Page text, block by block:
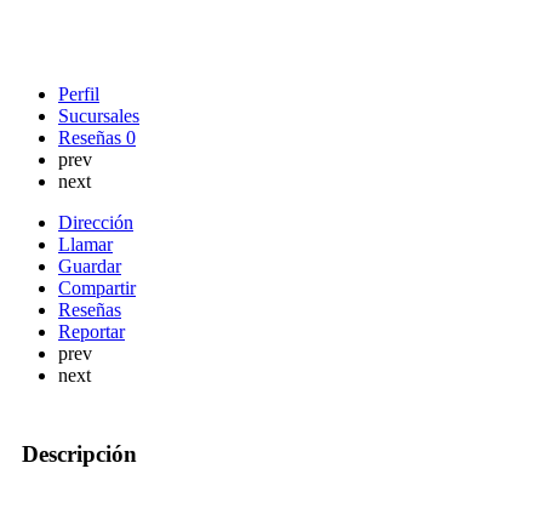
Perfil
Sucursales
Reseñas 0
prev
next
Dirección
Llamar
Guardar
Compartir
Reseñas
Reportar
prev
next
Descripción